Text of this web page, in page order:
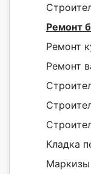
Ремонт
Ремонт
Ремонт
Кладка